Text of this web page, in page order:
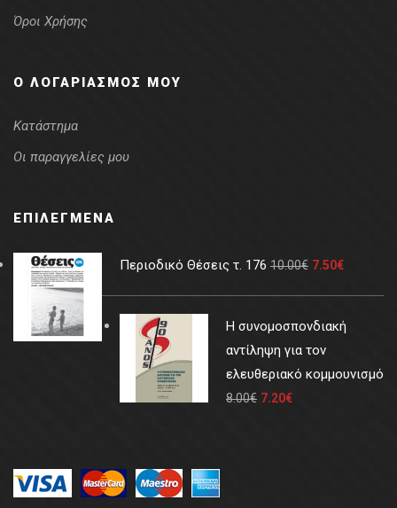
Όροι Χρήσης
Ο ΛΟΓΑΡΙΑΣΜΌΣ ΜΟΥ
Κατάστημα
Οι παραγγελίες μου
ΕΠΙΛΕΓΜΈΝΑ
Περιοδικό Θέσεις τ. 176 10.00€ 7.50€
Η συνομοσπονδιακή
αντίληψη για τον
ελευθεριακό κομμουνισμό
8.00€ 7.20€